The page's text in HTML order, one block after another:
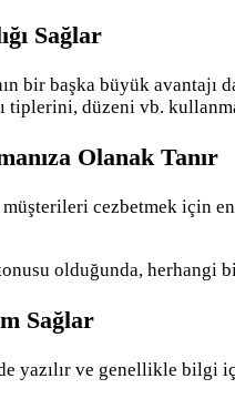
Sağlar
bir başka büyük
tiplerini, düzeni vb.
Olanak Tanır
cezbetmek için
olduğunda, herhangi
Sağlar
yazılır ve genellikle